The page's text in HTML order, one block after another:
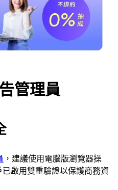
管理員
，建議使用電腦版瀏覽器操
已啟用雙重驗證以保護商務資